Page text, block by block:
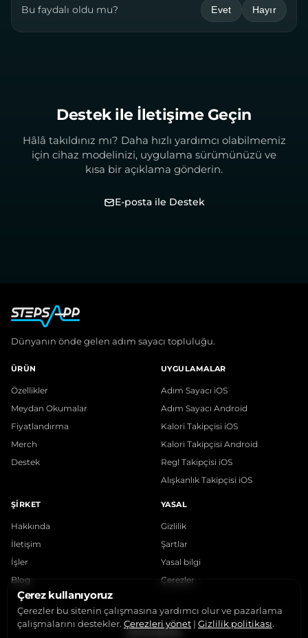
Bu faydalı oldu mu? Evet Hayır
Destek ile İletişime Geçin
Hâlâ takıldınız mı? Daha hızlı yardımcı olabilmemiz
için cihaz modelinizi, uygulama sürümünüzü ve
kısa bir açıklama gönderin.
E-posta ile Destek
Dünyanın önde gelen adım sayacı topluluğu.
ÜRÜN
Özellikler
Meydan Okumalar
Fiyatlandırma
Merch
Destek
UYGULAMALAR
Adım Sayacı iOS
Adım Sayacı Android
Kalori Takipçisi iOS
Kalori Takipçisi Android
Regl Takipçisi iOS
Alışkanlık Takipçisi iOS
ŞIRKET
Hakkında
İletişim
İşler
Blog
YASAL
Gizlilik
Şartlar
Yasal bilgi
Çerezler
Çerez kullanıyoruz
Çerezler bu sitenin çalışmasına yardımcı olur ve pazarlama
çalışmalarını destekler. Çerezleri yönet | Gizlilik politikası.